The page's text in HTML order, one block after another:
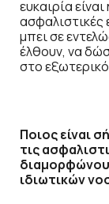
ευκαιρία
ασφαλιστικές
μπει σε
έλθουν, να
στο
Ποιος είναι
τις
ιδιωτικών